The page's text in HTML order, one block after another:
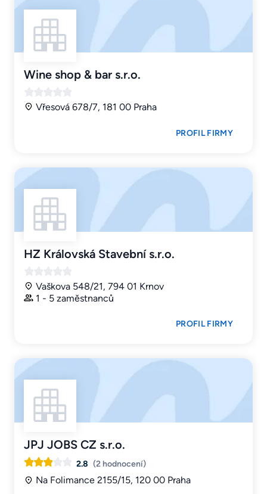
Wine shop & bar s.r.o.
Vřesová 678/7, 181 00 Praha
PROFIL FIRMY
HZ Královská Stavební s.r.o.
Vaškova 548/21, 794 01 Krnov
1 - 5 zaměstnanců
PROFIL FIRMY
JPJ JOBS CZ s.r.o.
2.8 (2 hodnocení)
Na Folimance 2155/15, 120 00 Praha